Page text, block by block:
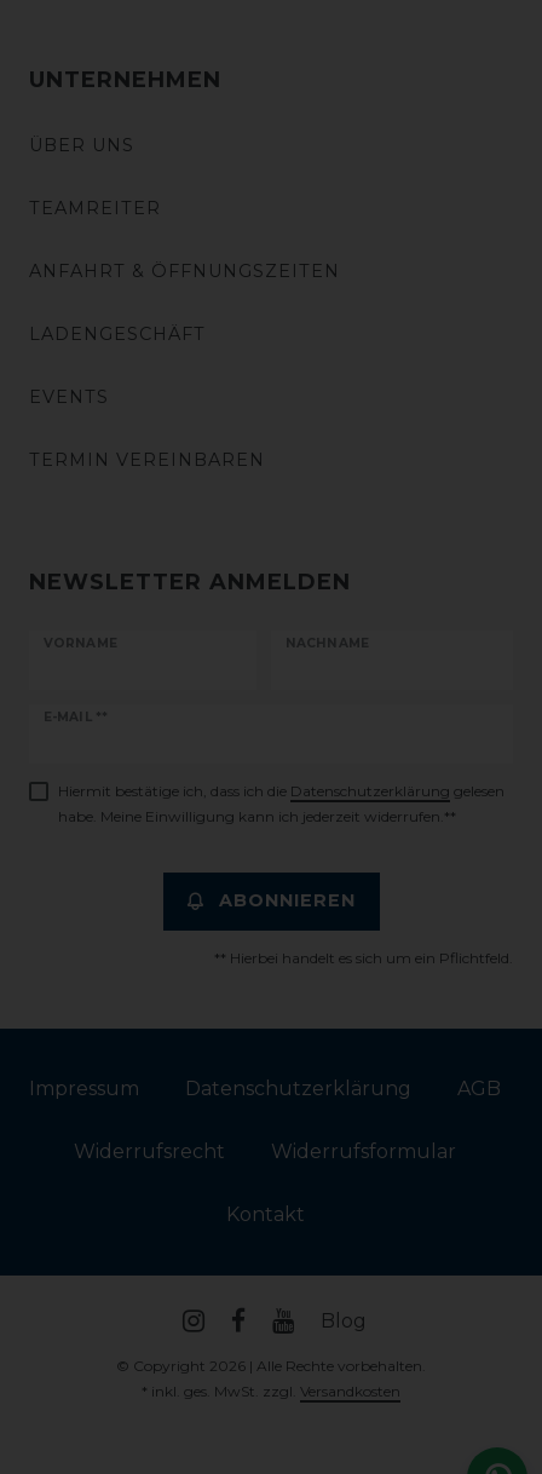
UNTERNEHMEN
ÜBER UNS
TEAMREITER
ANFAHRT & ÖFFNUNGSZEITEN
LADENGESCHÄFT
EVENTS
TERMIN VEREINBAREN
NEWSLETTER ANMELDEN
VORNAME NACHNAME
E-MAIL **
Newsletter
Hiermit bestätige ich, dass ich die Daten­schutz­erklärung gelesen
habe. Meine Einwilligung kann ich jederzeit widerrufen.**
ABONNIEREN
** Hierbei handelt es sich um ein Pflichtfeld.
Impressum Daten­schutz­erklärung AGB
Widerrufs­recht Widerrufs­formular
Kontakt
Blog
© Copyright 2026 | Alle Rechte vorbehalten.
* inkl. ges. MwSt. zzgl. Versandkosten